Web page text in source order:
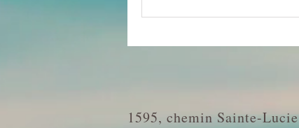
1595, chemin Sainte-Lucie